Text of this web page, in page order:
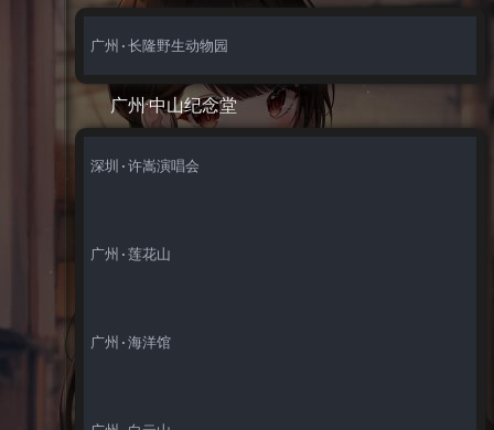
广州·中山纪念堂
深圳·许嵩演唱会
广州·莲花山
广州·海洋馆